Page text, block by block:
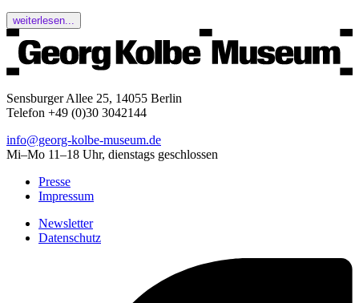
weiterlesen...
Sensburger Allee 25, 14055 Berlin
Telefon +49 (0)30 3042144
info@georg-kolbe-museum.de
Mi–Mo 11–18 Uhr, dienstags geschlossen
Presse
Impressum
Newsletter
Datenschutz